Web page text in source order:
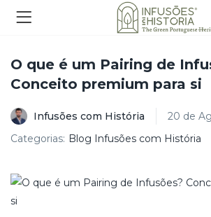
O que é um Pairing de
Conceito premium para si
Infusões com História
20 de
Categorias: Blog Infusões com História